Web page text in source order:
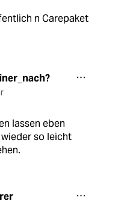
n Carepaket
lassen eben
so leicht